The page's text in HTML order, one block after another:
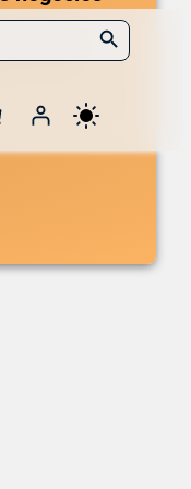
Search Button
aux volumes.